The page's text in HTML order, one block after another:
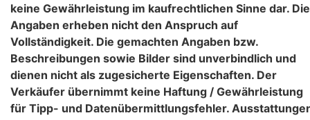
keine Gewährleistung im kaufrechtlichen Sinne dar. Die
Angaben erheben nicht den Anspruch auf
Vollständigkeit. Die gemachten Angaben bzw.
Beschreibungen sowie Bilder sind unverbindlich und
dienen nicht als zugesicherte Eigenschaften. Der
Verkäufer übernimmt keine Haftung / Gewährleistung
für Tipp- und Datenübermittlungsfehler.